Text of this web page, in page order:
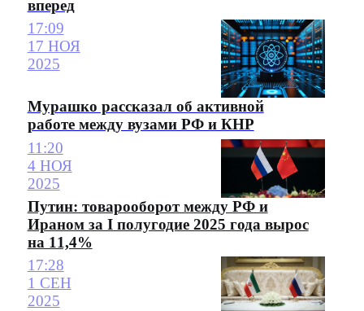
вперед
17:09
17 НОЯ
2025
Мурашко рассказал об активной
работе между вузами РФ и КНР
11:20
4 НОЯ
2025
Путин: товарооборот между РФ и
Ираном за I полугодие 2025 года вырос
на 11,4%
17:28
1 СЕН
2025